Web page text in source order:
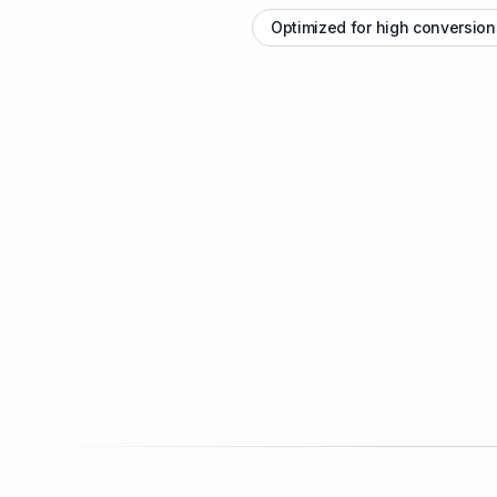
Optimized for high